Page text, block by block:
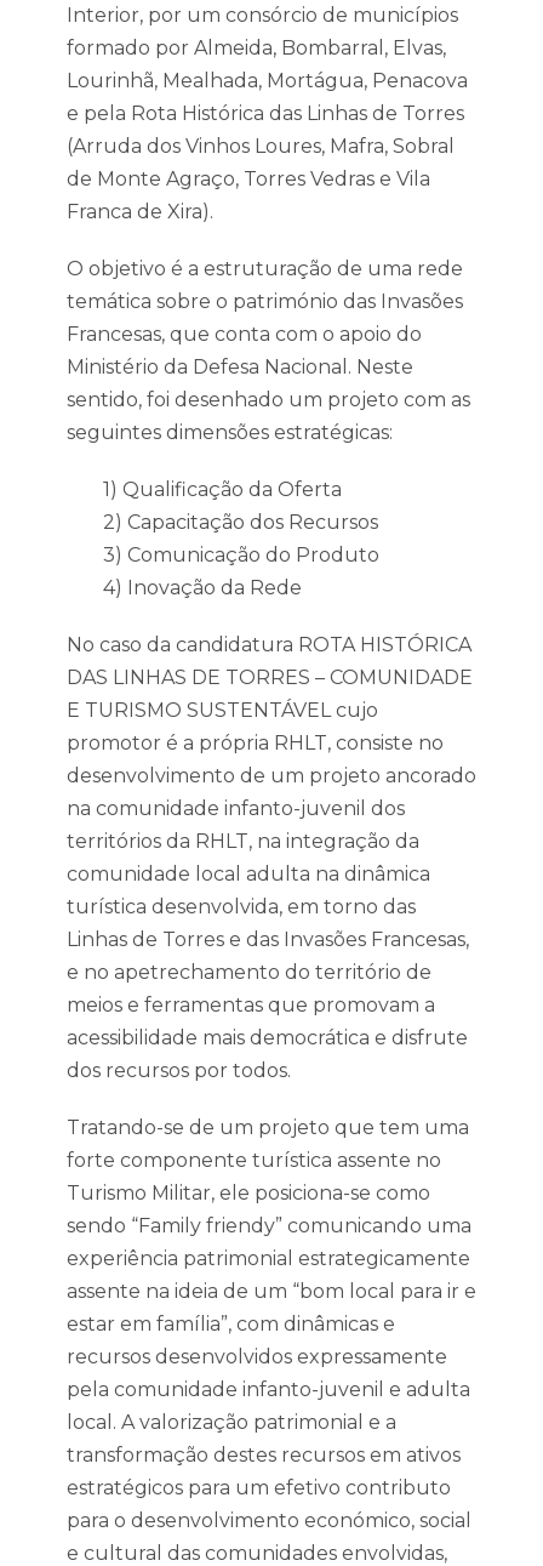
Interior, por um consórcio de municípios
formado por Almeida, Bombarral, Elvas,
Lourinhã, Mealhada, Mortágua, Penacova
e pela Rota Histórica das Linhas de Torres
(Arruda dos Vinhos Loures, Mafra, Sobral
de Monte Agraço, Torres Vedras e Vila
Franca de Xira).
O objetivo é a estruturação de uma rede
temática sobre o património das Invasões
Francesas, que conta com o apoio do
Ministério da Defesa Nacional. Neste
sentido, foi desenhado um projeto com as
seguintes dimensões estratégicas:
1) Qualificação da Oferta
2) Capacitação dos Recursos
3) Comunicação do Produto
4) Inovação da Rede
No caso da candidatura ROTA HISTÓRICA
DAS LINHAS DE TORRES – COMUNIDADE
E TURISMO SUSTENTÁVEL cujo
promotor é a própria RHLT, consiste no
desenvolvimento de um projeto ancorado
na comunidade infanto-juvenil dos
territórios da RHLT, na integração da
comunidade local adulta na dinâmica
turística desenvolvida, em torno das
Linhas de Torres e das Invasões Francesas,
e no apetrechamento do território de
meios e ferramentas que promovam a
acessibilidade mais democrática e disfrute
dos recursos por todos.
Tratando-se de um projeto que tem uma
forte componente turística assente no
Turismo Militar, ele posiciona-se como
sendo “Family friendy” comunicando uma
experiência patrimonial estrategicamente
assente na ideia de um “bom local para ir e
estar em família”, com dinâmicas e
recursos desenvolvidos expressamente
pela comunidade infanto-juvenil e adulta
local. A valorização patrimonial e a
transformação destes recursos em ativos
estratégicos para um efetivo contributo
para o desenvolvimento económico, social
e cultural das comunidades envolvidas,